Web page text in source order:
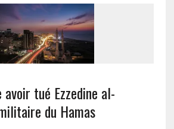
avoir tué Ezzedine al-
du Hamas